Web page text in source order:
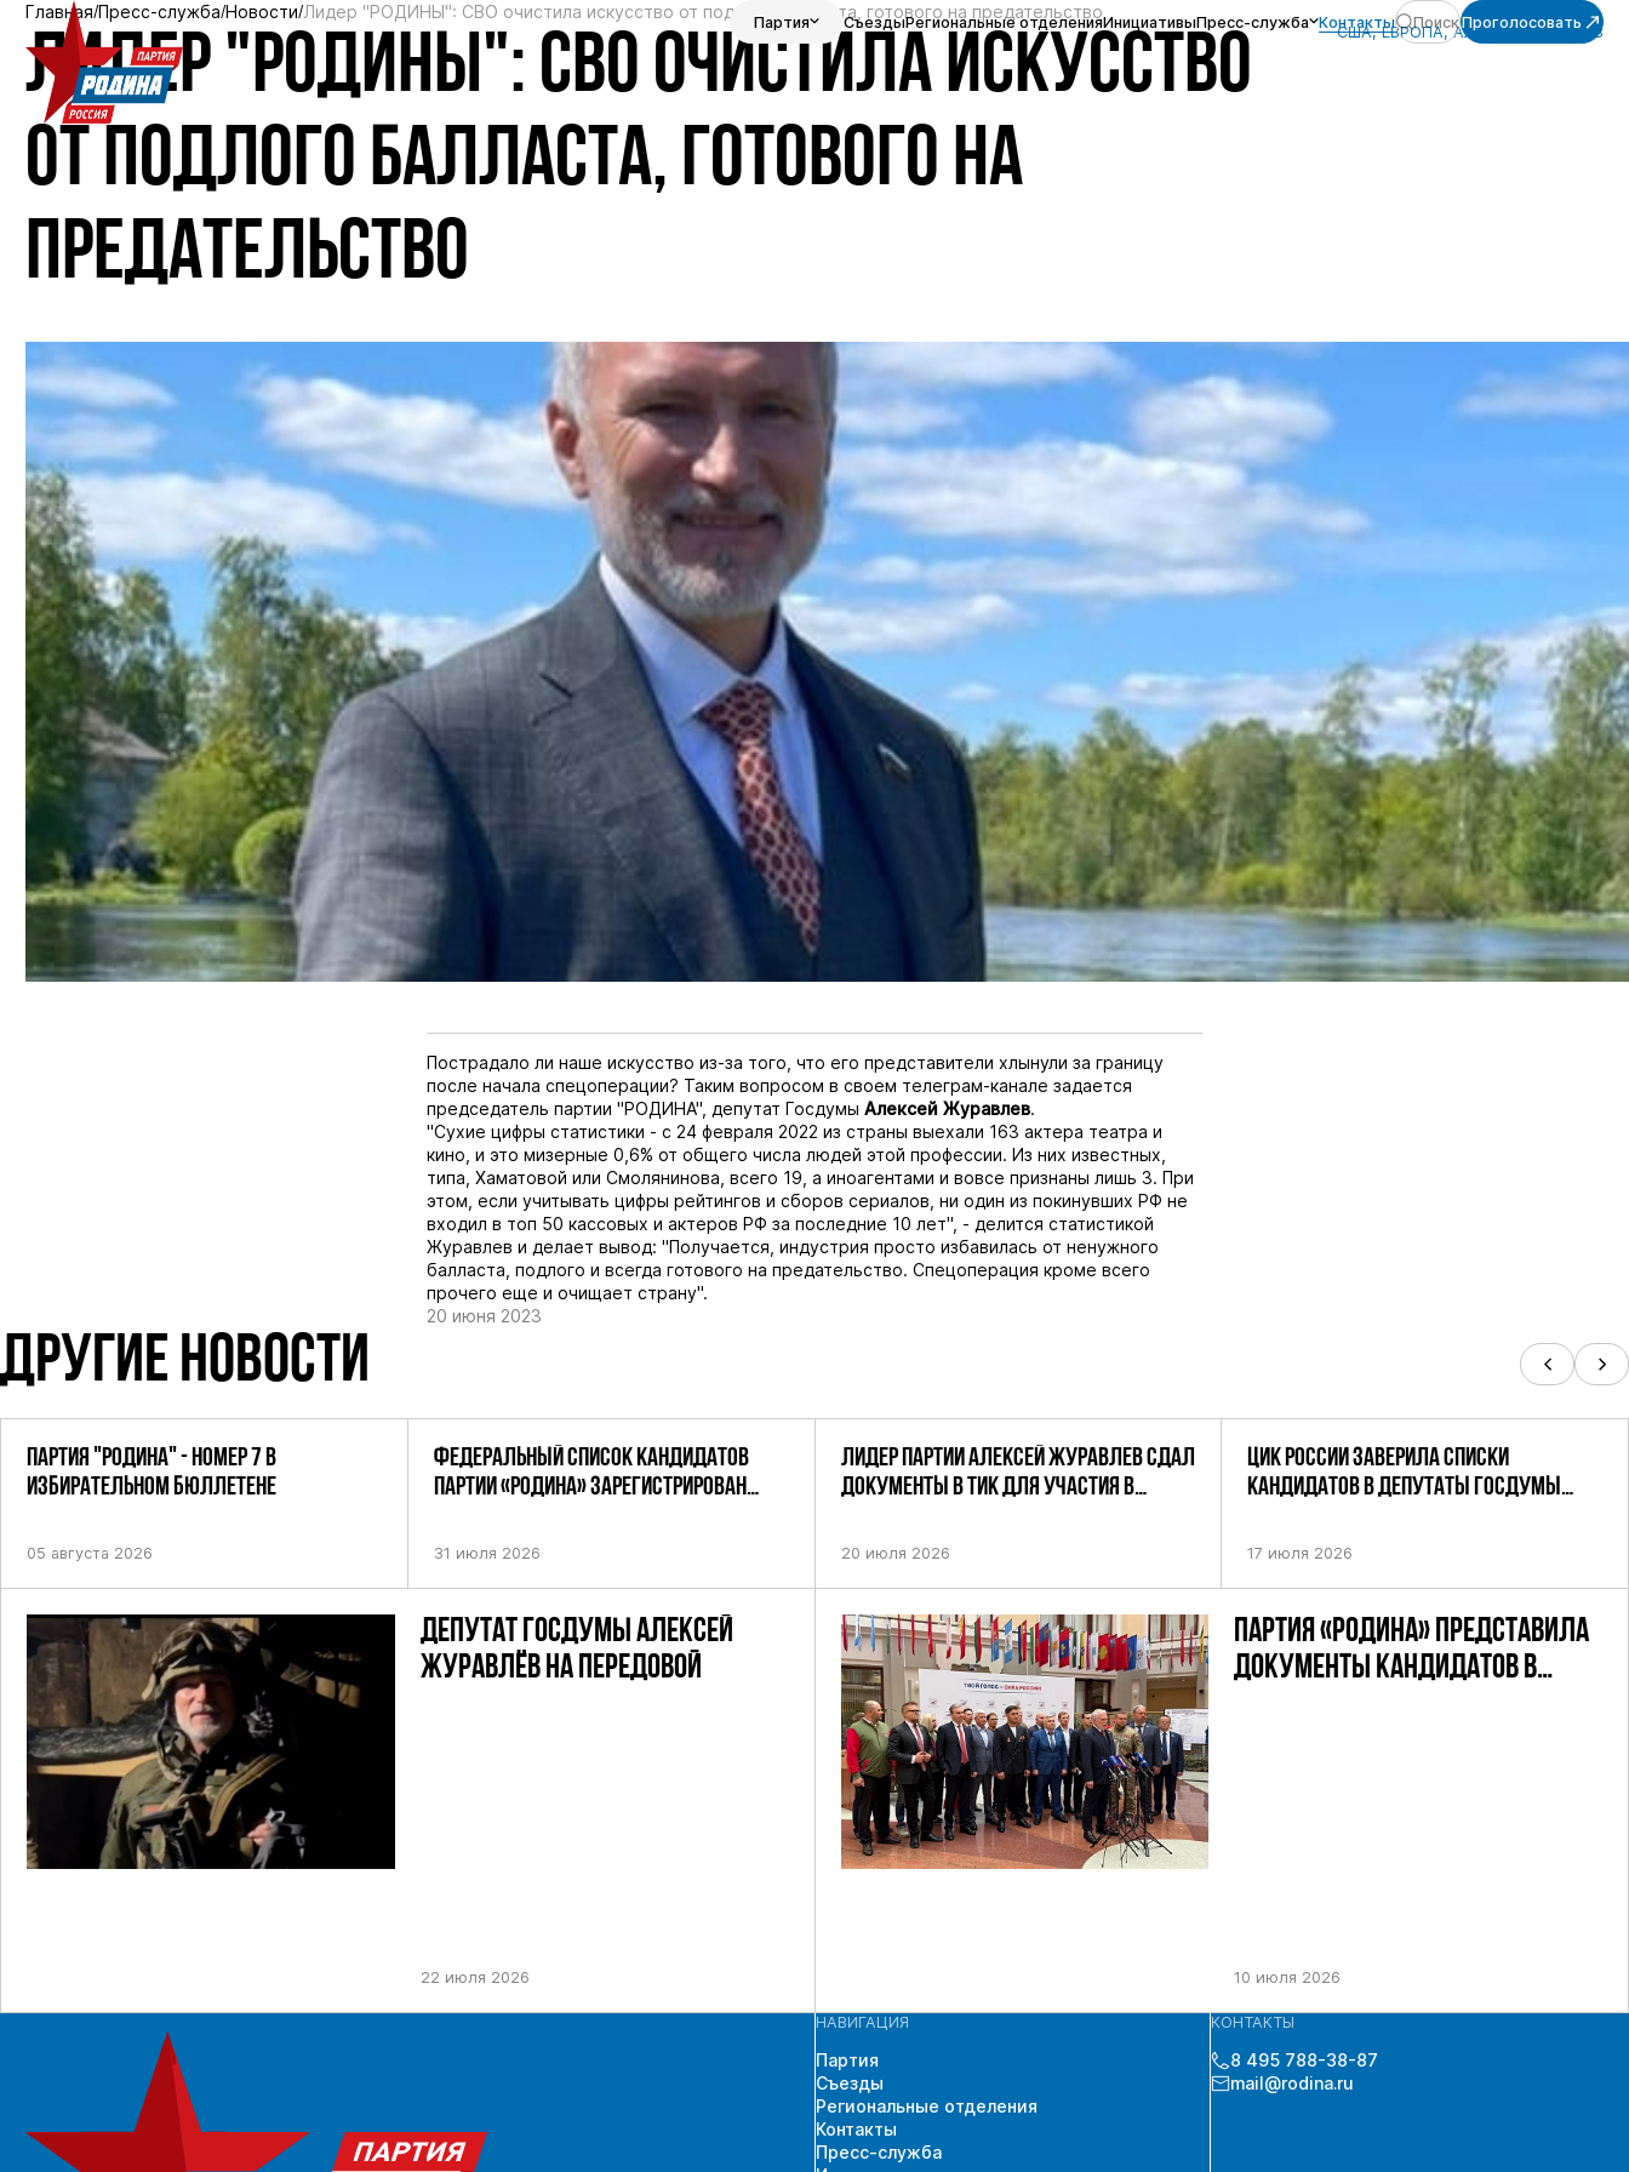
Партия СъездыРегиональные отделенияИнициативыПресс-служба Контакты ПоискПроголосовать
Главная Пресс-служба Новости Лидер "РОДИНЫ": СВО очистила искусство от подлого балласта, готового на предательство
ЛИДЕР "РОДИНЫ": СВО ОЧИСТИЛА ИСКУССТВО
ОТ ПОДЛОГО БАЛЛАСТА, ГОТОВОГО НА
ПРЕДАТЕЛЬСТВО
США, ЕВРОПА, АЛЕКСАНДР ОГНЁВ
Пострадало ли наше искусство из-за того, что его представители хлынули за границу
после начала спецоперации? Таким вопросом в своем телеграм-канале задается
председатель партии "РОДИНА", депутат Госдумы Алексей Журавлев.
"Сухие цифры статистики - с 24 февраля 2022 из страны выехали 163 актера театра и
кино, и это мизерные 0,6% от общего числа людей этой профессии. Из них известных,
типа, Хаматовой или Смолянинова, всего 19, а иноагентами и вовсе признаны лишь 3. При
этом, если учитывать цифры рейтингов и сборов сериалов, ни один из покинувших РФ не
входил в топ 50 кассовых и актеров РФ за последние 10 лет", - делится статистикой
Журавлев и делает вывод: "Получается, индустрия просто избавилась от ненужного
балласта, подлого и всегда готового на предательство. Спецоперация кроме всего
прочего еще и очищает страну".
20 июня 2023
ДРУГИЕ НОВОСТИ
ПАРТИЯ "РОДИНА" - НОМЕР 7 В
ИЗБИРАТЕЛЬНОМ БЮЛЛЕТЕНЕ
05 августа 2026
ФЕДЕРАЛЬНЫЙ СПИСОК КАНДИДАТОВ
ПАРТИИ «РОДИНА» ЗАРЕГИСТРИРОВАН
31 июля 2026
ДЕПУТАТ ГОСДУМЫ АЛЕКСЕЙ
ЖУРАВЛЁВ НА ПЕРЕДОВОЙ
22 июля 2026
ЛИДЕР ПАРТИИ АЛЕКСЕЙ ЖУРАВЛЕВ СДАЛ
ДОКУМЕНТЫ В ТИК ДЛЯ УЧАСТИЯ В
ПО НЕФТЕКАМСКОМУ ОДНОМАНДАТНОМУ
20 июля 2026
ЦИК РОССИИ ЗАВЕРИЛА СПИСКИ
КАНДИДАТОВ В ДЕПУТАТЫ ГОСДУМЫ
17 июля 2026
ПАРТИЯ «РОДИНА» ПРЕДСТАВИЛА
ДОКУМЕНТЫ КАНДИДАТОВ В
10 июля 2026
НАВИГАЦИЯ
Партия
Съезды
Региональные отделения
Контакты
Пресс-служба
КОНТАКТЫ
8 495 788-38-87
mail@rodina.ru